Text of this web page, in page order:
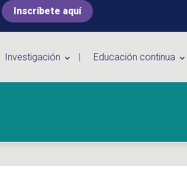
Inscríbete aquí
Investigación Educación continua